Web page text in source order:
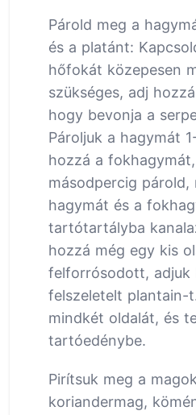
Párold meg a
és a platánt:
hőfokát közepesen
szükséges, adj
hogy bevonja a
Pároljuk a hagymát
hozzá a
másodpercig párold,
hagymát és a
tartótartályba
hozzá még egy kis
felforrósodott, adjuk
felszeletelt plantain-
mindkét oldalát, és
tartóedénybe.
Pirítsuk meg a
koriandermag,